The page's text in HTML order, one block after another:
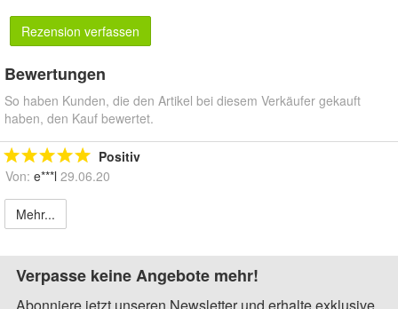
Rezension verfassen
Bewertungen
So haben Kunden, die den Artikel bei diesem Verkäufer gekauft
haben, den Kauf bewertet.
Positiv
Von: e***l 29.06.20
Mehr...
Verpasse keine Angebote mehr!